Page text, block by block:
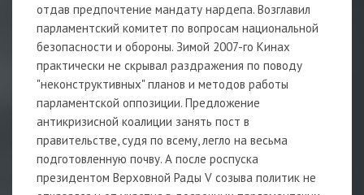
отдав предпочтение мандату нардепа. Возглавил
парламентский комитет по вопросам национальной
безопасности и обороны. Зимой 2007-го Кинах
практически не скрывал раздражения по поводу
"неконструктивных" планов и методов работы
парламентской оппозиции. Предложение
антикризисной коалиции занять пост в
правительстве, судя по всему, легло на весьма
подготовленную почву. А после роспуска
президентом Верховной Рады V созыва политик не